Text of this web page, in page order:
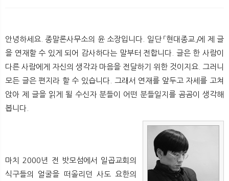
안녕하세요. 종말론사무소의 윤 소장입니다. 일단 「현대종교」에 제 글
을 연재할 수 있게 되어 감사하다는 말부터 전합니다. 글은 한 사람이
다른 사람에게 자신의 생각과 마음을 전달하기 위한 것이지요. 그러니
모든 글은 편지라 할 수 있습니다. 그래서 연재를 앞두고 자세를 고쳐
앉아 제 글을 읽게 될 수신자 분들이 어떤 분들일지를 곰곰이 생각해
봅니다.
마치 2000년 전 밧모섬에서 일곱교회의
식구들의 얼굴을 떠올리던 사도 요한의